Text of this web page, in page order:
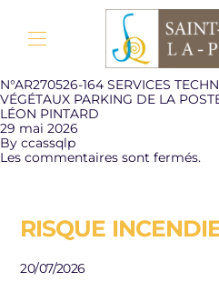
N°AR270526-164 SERVICES
VÉGÉTAUX PARKING DE LA
LÉON PINTARD
29 mai 2026
By ccassqlp
Les commentaires sont fermés.
RISQUE
20/07/2026